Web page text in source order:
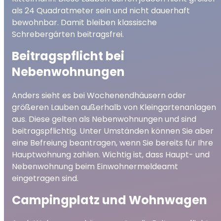
als 24 Quadratmeter sein und nicht dauerhaft
bewohnbar. Damit bleiben klassische
Schrebergärten beitragsfrei.
Beitragspflicht bei
Nebenwohnungen
Anders sieht es bei Wochenendhäusern oder
größeren Lauben außerhalb von Kleingartenanlagen
aus. Diese gelten als Nebenwohnungen und sind
beitragspflichtig. Unter Umständen können Sie aber
eine Befreiung beantragen, wenn Sie bereits für Ihre
Hauptwohnung zahlen. Wichtig ist, dass Haupt- und
Nebenwohnung beim Einwohnermeldeamt
eingetragen sind.
Campingplatz und Wohnwagen